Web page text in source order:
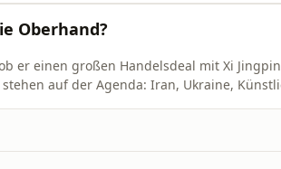
Oberhand?
er einen großen Handelsdeal mit Xi
auf der Agenda: Iran, Ukraine,
Dieses Interview begleitet die